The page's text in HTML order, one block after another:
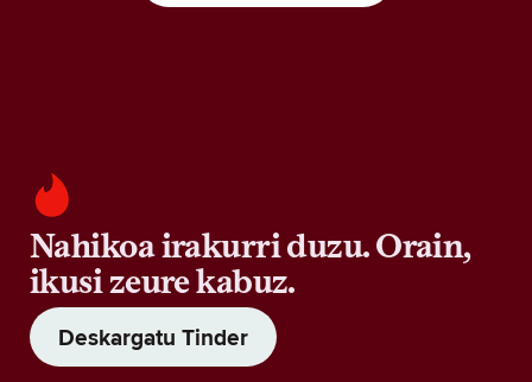
Nahikoa irakurri duzu. Orain,
ikusi zeure kabuz.
Deskargatu Tinder